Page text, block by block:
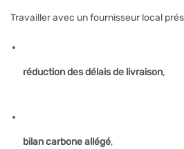
Travailler avec un fournisseur local
réduction des délais de livraison,
bilan carbone allégé,